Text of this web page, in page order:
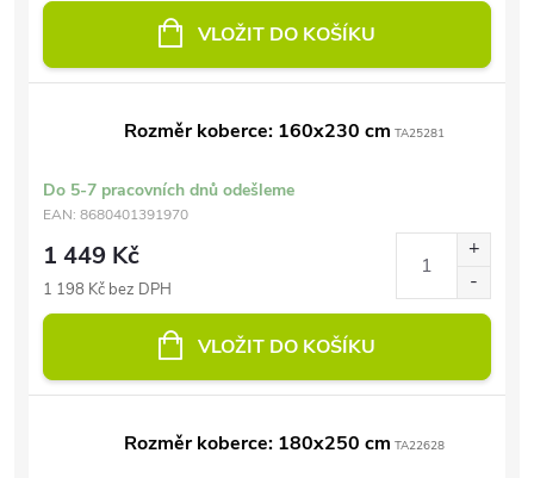
VLOŽIT DO KOŠÍKU
Rozměr koberce: 160x230 cm TA25281
Do 5-7 pracovních dnů odešleme
EAN: 8680401391970
1 449 Kč
1 198 Kč bez DPH
VLOŽIT DO KOŠÍKU
Rozměr koberce: 180x250 cm TA22628